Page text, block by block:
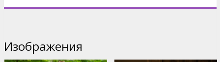
Изображения